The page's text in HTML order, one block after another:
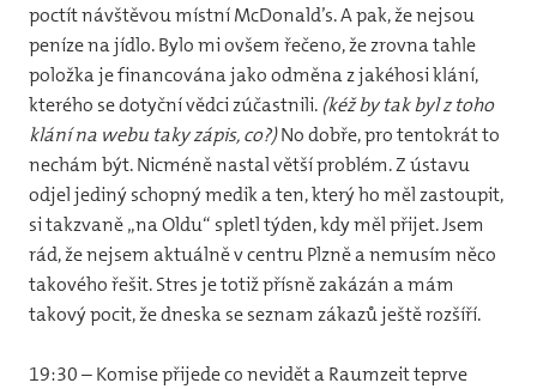
poctít návštěvou místní McDonald’s. A pak, že nejsou
peníze na jídlo. Bylo mi ovšem řečeno, že zrovna tahle
položka je financována jako odměna z jakéhosi klání,
kterého se dotyční vědci zúčastnili. (kéž by tak byl z toho
klání na webu taky zápis, co?)No dobře, pro tentokrát to
nechám být. Nicméně nastal větší problém. Z ústavu
odjel jediný schopný medik a ten, který ho měl zastoupit,
si takzvaně „na Oldu“ spletl týden, kdy měl přijet. Jsem
rád, že nejsem aktuálně v centru Plzně a nemusím něco
takového řešit. Stres je totiž přísně zakázán a mám
takový pocit, že dneska se seznam zákazů ještě rozšíří.
19:30 – Komise přijede co nevidět a Raumzeit teprve